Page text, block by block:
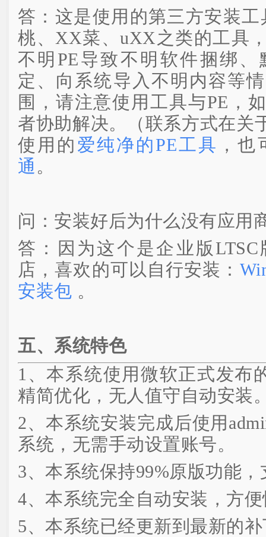
答：这是使用的第三方安装
桃、XX菜、uXX之类的工具
不明PE导致不明软件捆绑
定、向系统导入不明内容等
围，请注意使用工具与PE，
者协助解决。（联系方式在关
使用的 爱纯净的PE工具 ，
通 。
问：安装好后为什么没有应用
答：因为这个是企业版
店，喜欢的可以自行安装：
安装包 。
五、系统特色
1、本系统使用微软正式发布
精简优化，无人值守自动安装
2、本系统安装完成后使用
系统，无需手动设置账号。
3、本系统保持99%原版功能
4、本系统完全自动安装，方
5、本系统已经更新到最新的